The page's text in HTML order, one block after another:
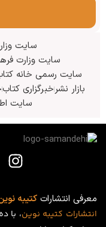
سایت
سایت وزارت
سایت رسمی خانه
بازار نشر خبرگزاری کتاب
سایت
معرفی انتشاراتکتیبه
انتشارات کتیبه نوین، با